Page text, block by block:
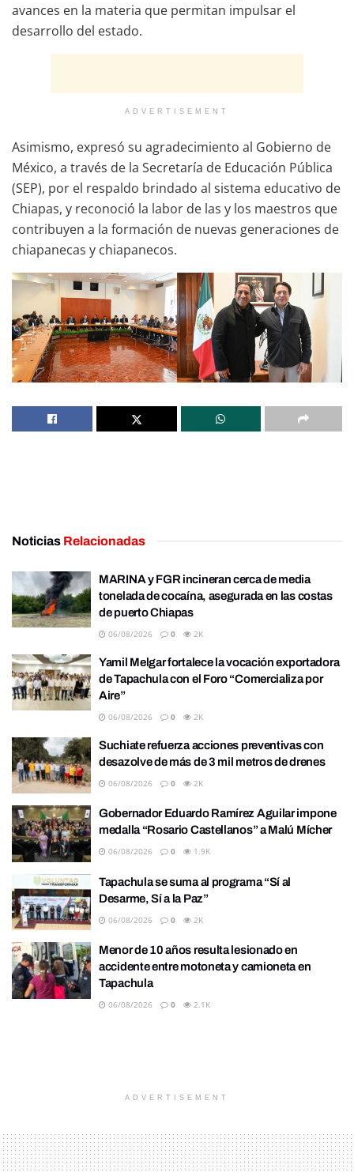
avances en la materia que permitan impulsar el
desarrollo del estado.
ADVERTISEMENT
Asimismo, expresó su agradecimiento al Gobierno de
México, a través de la Secretaría de Educación Pública
(SEP), por el respaldo brindado al sistema educativo de
Chiapas, y reconoció la labor de las y los maestros que
contribuyen a la formación de nuevas generaciones de
chiapanecas y chiapanecos.
Noticias Relacionadas
MARINA y FGR incineran cerca de media
tonelada de cocaína, asegurada en las costas
de puerto Chiapas
06/08/2026 0 2K
Yamil Melgar fortalece la vocación exportadora
de Tapachula con el Foro “Comercializa por
Aire”
06/08/2026 0 2K
Suchiate refuerza acciones preventivas con
desazolve de más de 3 mil metros de drenes
06/08/2026 0 2K
Gobernador Eduardo Ramírez Aguilar impone
medalla “Rosario Castellanos” a Malú Mícher
06/08/2026 0 1.9K
Tapachula se suma al programa “Sí al
Desarme, Sí a la Paz”
06/08/2026 0 2K
Menor de 10 años resulta lesionado en
accidente entre motoneta y camioneta en
Tapachula
06/08/2026 0 2.1K
ADVERTISEMENT